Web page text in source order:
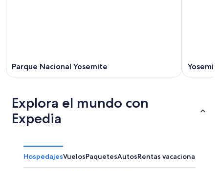
Parque Nacional Yosemite
Explora el mundo con
Expedia
HospedajesVuelosPaquetesAutosRentas vacacionales